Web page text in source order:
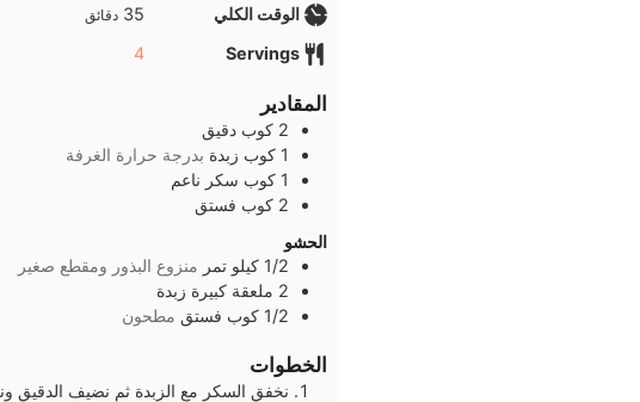
الوقت الكلي 35دقائق
دقائق
Servings
4
المقادير
2 كوب دقيق
1 كوب زبدة بدرجة حرارة الغرفة
1 كوب سكر ناعم
2 كوب فستق
الحشو
1/2 كيلو تمر منزوع البذور ومقطع صغير
2 ملعقة كبيرة زبدة
1/2 كوب فستق مطحون
الخطوات
نخفق السكر مع الزبدة ثم نضيف الدقيق